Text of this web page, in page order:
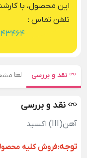
این محصول، با
تلفن تماس :
نقد و بررسی
نقد و بررسی
آهن(III) اکسید
توجه:فروش کلیه